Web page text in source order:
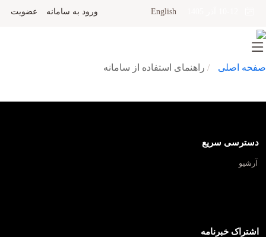
English ورود به سامانه عضویت
صفحه اصلی راهنمای استفاده از سامانه
دسترسی سریع
آرشیو
اشتراک خبرنامه